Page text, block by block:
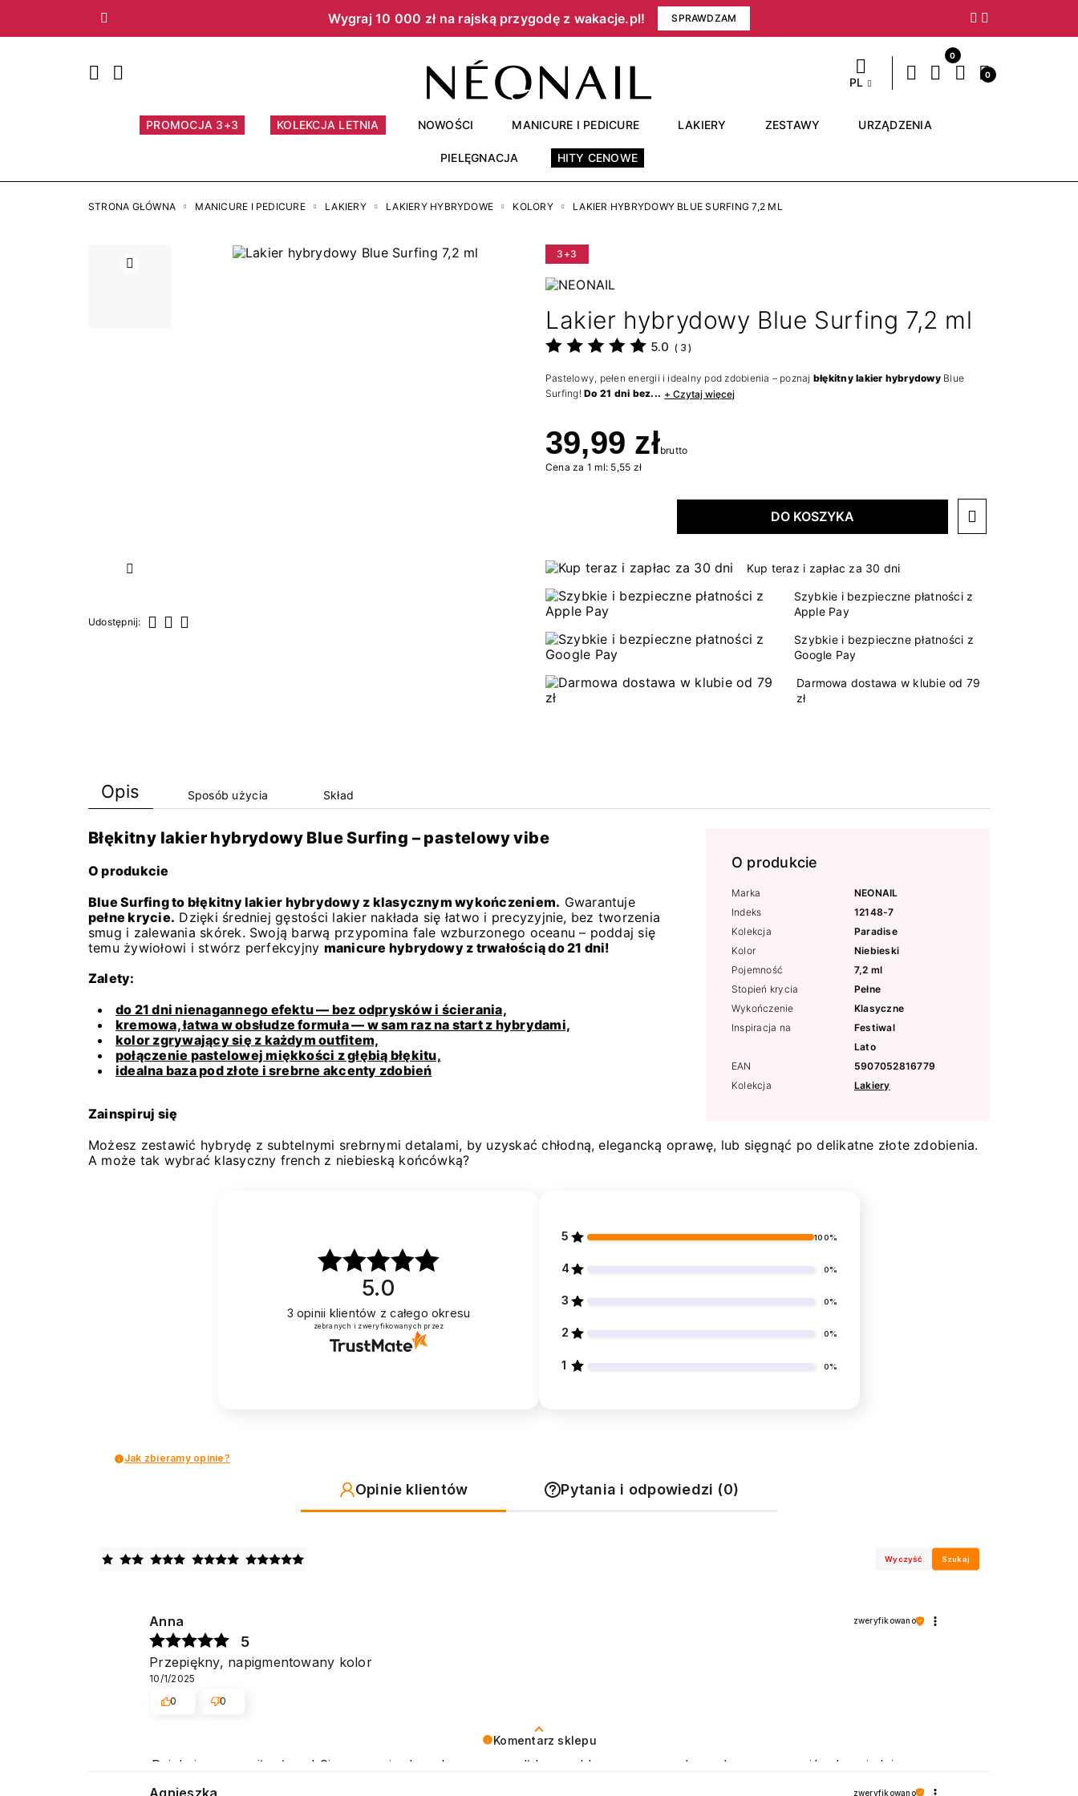
Wygraj 10 000 zł na rajską przygodę z wakacje.pl!​ SPRAWDZAM
Poprzedni Następny
PL
0
0
PROMOCJA 3+3 KOLEKCJA LETNIA NOWOŚCI MANICURE I PEDICURE LAKIERY ZESTAWY URZĄDZENIA
PIELĘGNACJA HITY CENOWE
STRONA GŁÓWNA MANICURE I PEDICURE LAKIERY LAKIERY HYBRYDOWE KOLORY LAKIER HYBRYDOWY BLUE SURFING 7,2 ML
Poprzedni
Następny
Udostępnij:
3+3
Lakier hybrydowy Blue Surfing 7,2 ml
5.0 ( 3 )
Pastelowy, pełen energii i idealny pod zdobienia – poznaj błękitny lakier hybrydowyBlue
Surfing!Do 21 dni bez... + Czytaj więcej
39,99 złbrutto
Cena za 1 ml: 5,55 zł
DO KOSZYKA
Kup teraz i zapłac za 30 dni
Szybkie i bezpieczne płatności z
Apple Pay
Szybkie i bezpieczne płatności z
Google Pay
Darmowa dostawa w klubie od 79
zł
Opis Sposób użycia Skład
O produkcie
Marka
NEONAIL
Indeks
12148-7
Kolekcja
Paradise
Kolor
Niebieski
Pojemność
7,2 ml
Stopień krycia
Pełne
Wykończenie
Klasyczne
Inspiracja na
Festiwal
Lato
EAN
5907052816779
Kolekcja
Lakiery
Błękitny lakier hybrydowy Blue Surfing – pastelowy vibe
O produkcie
Blue Surfing to błękitny lakier hybrydowy z klasycznym wykończeniem. Gwarantuje
pełne krycie. Dzięki średniej gęstości lakier nakłada się łatwo i precyzyjnie, bez tworzenia
smug i zalewania skórek. Swoją barwą przypomina fale wzburzonego oceanu – poddaj się
temu żywiołowi i stwórz perfekcyjny manicure hybrydowy z trwałością do 21 dni!
Zalety:
do 21 dni nienagannego efektu — bez odprysków i ścierania,
kremowa, łatwa w obsłudze formuła — w sam raz na start z hybrydami,
kolor zgrywający się z każdym outfitem,
połączenie pastelowej miękkości z głębią błękitu,
idealna baza pod złote i srebrne akcenty zdobień
Zainspiruj się
Możesz zestawić hybrydę z subtelnymi srebrnymi detalami, by uzyskać chłodną, elegancką oprawę, lub sięgnąć po delikatne złote zdobienia.
A może tak wybrać klasyczny french z niebieską końcówką?
5.0
3 opinii klientów z całego okresu
zebranych i zweryfikowanych przez
5 100%
4 0%
3 0%
2 0%
1 0%
Jak zbieramy opinie?
Opinie klientów Pytania i odpowiedzi (0)
Wyczyść Szukaj
Komentarz sklepu
Dziękujemy za miłe słowa! Cieszymy się, że zakup przeszedł bezproblemowo, oraz, że możemy zapewnić odpowiednią
obsługę naszym klientom. Dziękujemy raz jeszcze! Pozdrawiamy
Anna zweryfikowano
5
Przepiękny, napigmentowany kolor
10/1/2025
0
0
zweryfikowano